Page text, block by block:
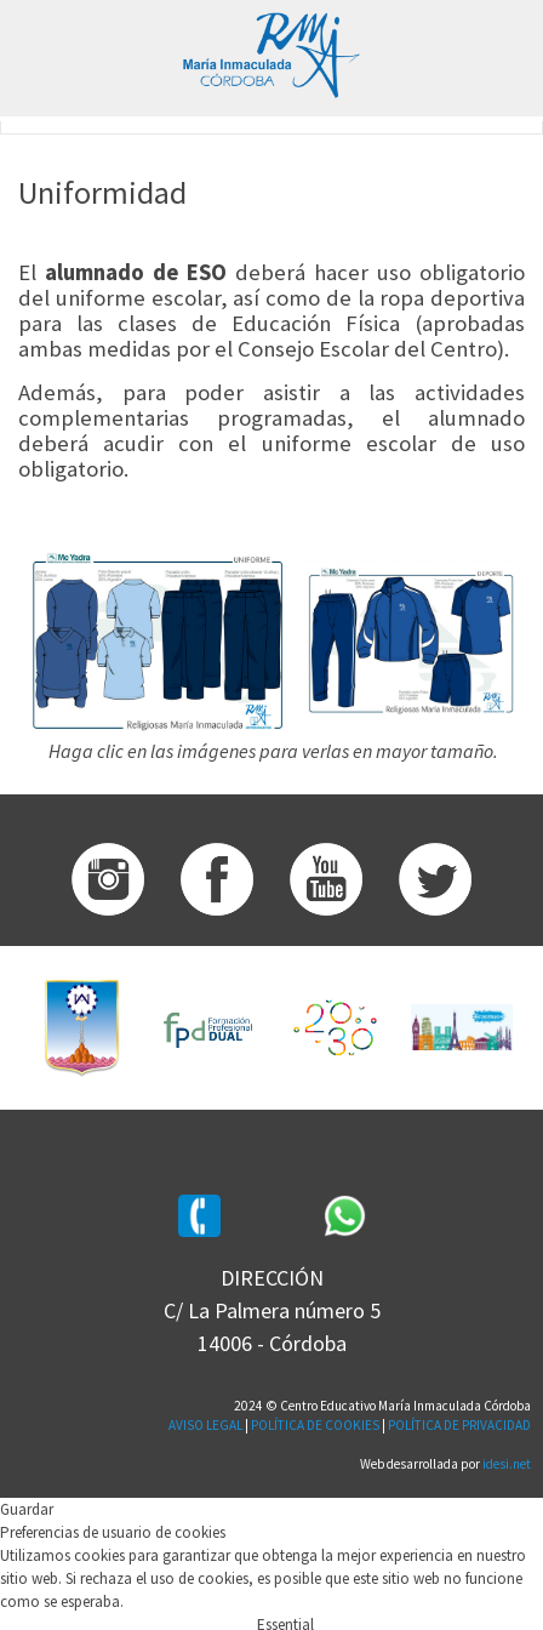
Uniformidad
El alumnado de ESO deberá hacer uso obligatorio
del uniforme escolar, así como de la ropa deportiva
para las clases de Educación Física (aprobadas
ambas medidas por el Consejo Escolar del Centro).
Además, para poder asistir a las actividades
complementarias programadas, el alumnado
deberá acudir con el uniforme escolar de uso
obligatorio.
Haga clic en las imágenes para verlas en mayor tamaño.
DIRECCIÓN
C/ La Palmera número 5
14006 - Córdoba
2024 © Centro Educativo María Inmaculada Córdoba
AVISO LEGAL | POLÍTICA DE COOKIES | POLÍTICA DE PRIVACIDAD
Web desarrollada por idesi.net
Guardar
Preferencias de usuario de cookies
Utilizamos cookies para garantizar que obtenga la mejor experiencia en nuestro
sitio web. Si rechaza el uso de cookies, es posible que este sitio web no funcione
como se esperaba.
Essential